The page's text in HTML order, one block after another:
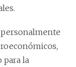
para la